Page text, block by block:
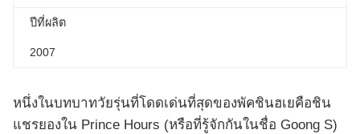
ปีที่ผลิต
2007
หนึ่งในบทบาทวัยรุ่นที่โดดเด่นที่สุดของพัคชินฮเยคือชิน
แชรยองใน Prince Hours (หรือที่รู้จักกันในชื่อ Goong S)